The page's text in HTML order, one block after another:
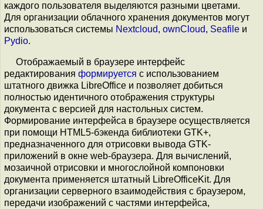
каждого пользователя выделяются разными цветами.
Для организации облачного хранения документов могут
использоваться системы Nextcloud, ownCloud, Seafile и
Pydio.
Отображаемый в браузере интерфейс
редактирования формируется с использованием
штатного движка LibreOffice и позволяет добиться
полностью идентичного отображения структуры
документа с версией для настольных систем.
Формирование интерфейса в браузере осуществляется
при помощи HTML5-бэкенда библиотеки GTK+,
предназначенного для отрисовки вывода GTK-
приложений в окне web-браузера. Для вычислений,
мозаичной отрисовки и многослойной компоновки
документа применяется штатный LibreOfficeKit. Для
организации серверного взаимодействия с браузером,
передачи изображений с частями интерфейса,